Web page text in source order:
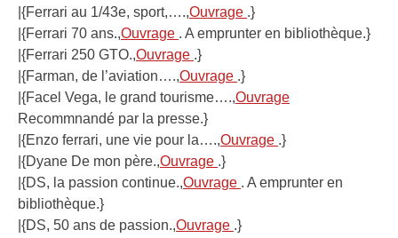
|{Ferrari au 1/43e, sport,….,Ouvrage .}
|{Ferrari 70 ans.,Ouvrage . A emprunter en bibliothèque.}
|{Ferrari 250 GTO.,Ouvrage .}
|{Farman, de l’aviation….,Ouvrage .}
|{Facel Vega, le grand tourisme….,Ouvrage
Recommnandé par la presse.}
|{Enzo ferrari, une vie pour la….,Ouvrage .}
|{Dyane De mon père.,Ouvrage .}
|{DS, la passion continue.,Ouvrage . A emprunter en
bibliothèque.}
|{DS, 50 ans de passion.,Ouvrage .}